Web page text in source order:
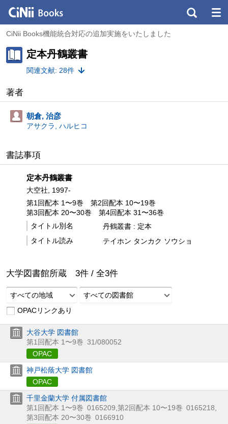
CiNii Books機能統合対応の追加実施をいたしました
定本丹鶴叢書
関連文献: 28件
著者
朝倉, 治彦
アサクラ, ハルヒコ
書誌事項
定本丹鶴叢書
大空社, 1997-
第1回配本 1〜9巻
第2回配本 10〜19巻
第3回配本 20〜30巻
第4回配本 31〜36巻
タイトル別名
丹鶴叢書 : 定本
タイトル読み
テイホン タンカク ソウショ
大学図書館所蔵 3件 / 全3件
すべての地域
すべての図書館
OPACリンクあり
大谷大学 図書館
第1回配本 1〜9巻 31/080052
OPAC
神戸松蔭大学 図書館
OPAC
千里金蘭大学 付属図書館
第1回配本 1〜9巻 0165209 第2回配本 10〜19巻 0165218
第3回配本 20〜30巻 0166910